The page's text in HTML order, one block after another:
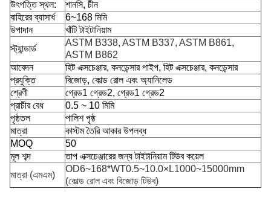
উৎপত্তি স্থল:
শানসি, চীন
বাহিরের ব্যাসার্ধ
6~168 মিমি
উপাদান
খাঁটি টাইটানিয়াম
স্ট্যান্ডার্ড
ASTM B338, ASTM B337, ASTM B861,
ASTM B862
আবেদন
হিট এক্সচেঞ্জার, কনডেন্সার পাইপ, হিট এক্সচেঞ্জার, কনডেন্সার
প্রযুক্তি
বিজোড়, কোল্ড রোল এবং অ্যানিলেড
শ্রেণী
গ্রেড1 গ্রেড2, গ্রেড1 গ্রেড2
প্রাচীর বেধ
0.5 ~ 10 মিমি
পৃষ্ঠতল
পালিশ পৃষ্ঠ
মাত্রা
কাস্টম তৈরি আকার উপলব্ধ
MOQ
50
মূল শব্দ
তাপ এক্সচেঞ্জারের জন্য টাইটানিয়াম টিউব কয়েল
মাত্রা (এমএম)
OD6~168*WT0.5~10.0×L1000~15000mm
(কোল্ড রোল এবং বিজোড় টিউব)